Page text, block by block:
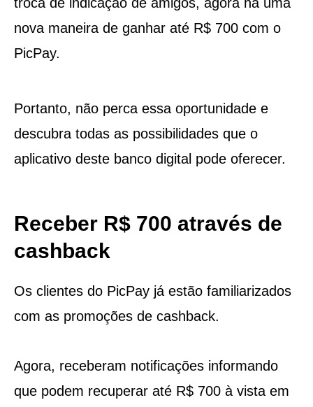
nova maneira de ganhar até R$ 700 com o
PicPay.
Portanto, não perca essa oportunidade e
descubra todas as possibilidades que o
aplicativo deste banco digital pode oferecer.
Receber R$ 700 através de
cashback
Os clientes do PicPay já estão familiarizados
com as promoções de cashback.
Agora, receberam notificações informando
que podem recuperar até R$ 700 à vista em